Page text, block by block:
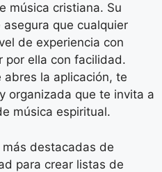
música cristiana. Su
que cualquier
de experiencia con
por ella con facilidad.
abres la aplicación, te
organizada que te invita a
música espiritual.
destacadas de
para crear listas de